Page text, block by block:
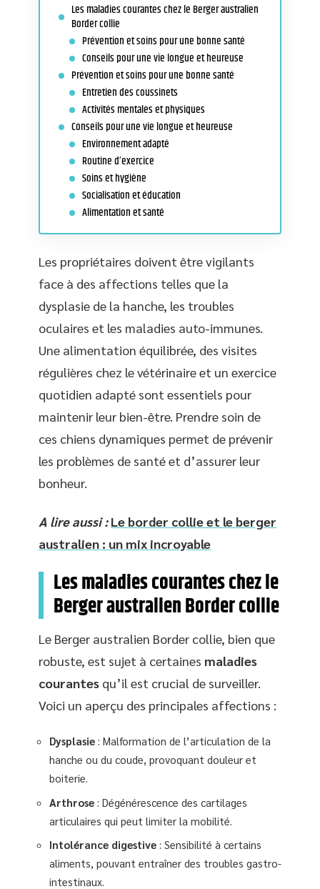
Les maladies courantes chez le Berger australien
Border collie
Prévention et soins pour une bonne santé
Conseils pour une vie longue et heureuse
Prévention et soins pour une bonne santé
Entretien des coussinets
Activités mentales et physiques
Conseils pour une vie longue et heureuse
Environnement adapté
Routine d’exercice
Soins et hygiène
Socialisation et éducation
Alimentation et santé
Les propriétaires doivent être vigilants
face à des affections telles que la
dysplasie de la hanche, les troubles
oculaires et les maladies auto-immunes.
Une alimentation équilibrée, des visites
régulières chez le vétérinaire et un exercice
quotidien adapté sont essentiels pour
maintenir leur bien-être. Prendre soin de
ces chiens dynamiques permet de prévenir
les problèmes de santé et d’assurer leur
bonheur.
A lire aussi : Le border collie et le berger
australien : un mix incroyable
Les maladies courantes chez le
Berger australien Border collie
Le Berger australien Border collie, bien que
robuste, est sujet à certaines maladies
courantes qu’il est crucial de surveiller.
Voici un aperçu des principales affections :
Dysplasie : Malformation de l’articulation de la
hanche ou du coude, provoquant douleur et
boiterie.
Arthrose : Dégénérescence des cartilages
articulaires qui peut limiter la mobilité.
Intolérance digestive : Sensibilité à certains
aliments, pouvant entraîner des troubles gastro-
intestinaux.